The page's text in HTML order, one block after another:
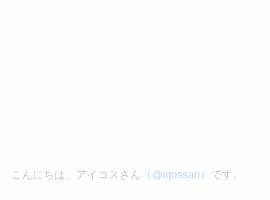
こんにちは、アイコスさん （@iqossan） です。